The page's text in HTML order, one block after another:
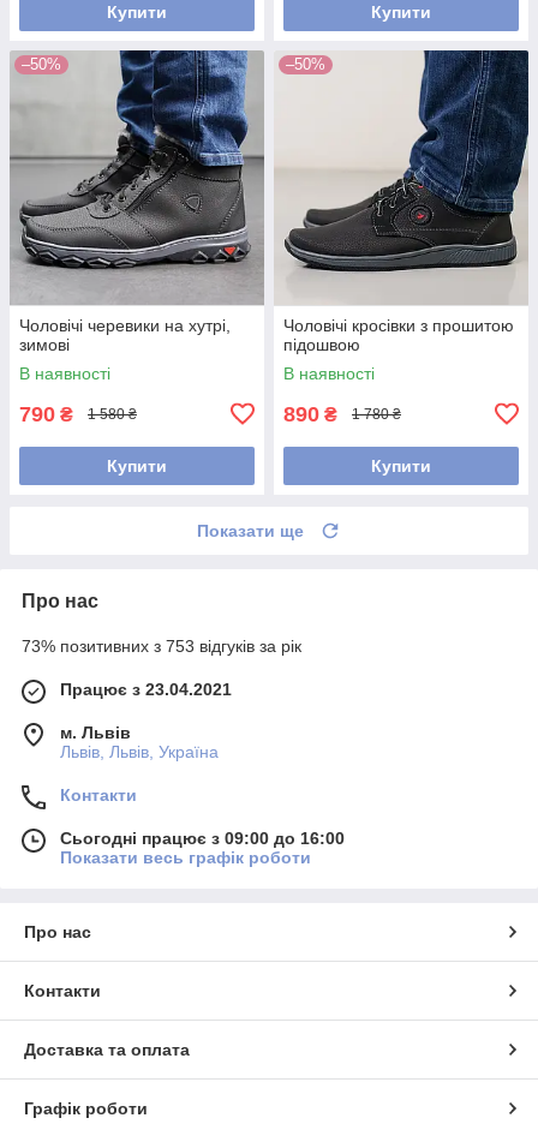
Купити Купити
–50%
Чоловічі черевики на хутрі,
зимові
В наявності
790 ₴ 1 580 ₴
Купити
–50%
Чоловічі кросівки з прошитою
підошвою
В наявності
890 ₴ 1 780 ₴
Купити
Показати ще
Про нас
73% позитивних з 753 відгуків за рік
Працює з 23.04.2021
м. Львів
Львів, Львів, Україна
Контакти
Сьогодні працює з 09:00 до 16:00
Показати весь графік роботи
Про нас
Контакти
Доставка та оплата
Графік роботи